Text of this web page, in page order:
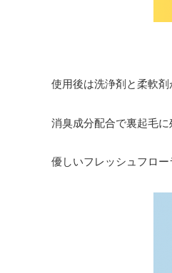
使用後は洗浄剤と柔軟
消臭成分配合で裏起毛に
優しいフレッシュフロ